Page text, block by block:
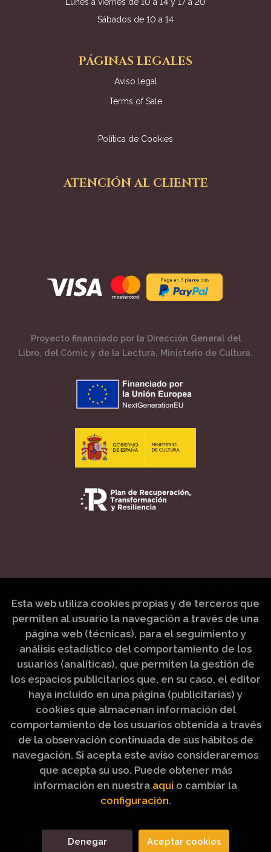
Lunes a viernes de 10 a 14 y 17 a 20
Sábados de 10 a 14
PÁGINAS LEGALES
Aviso legal
Terms of Sale
Política de Cookies
ATENCIÓN AL CLIENTE
Proyecto financiado por la Dirección General del
Libro, del Cómic y de la Lectura, Ministerio de Cultura.
de Cultura, a través de la Dirección General del Libro,
del Cómic y de la Lectura.
Artículos Religiosos Peinado. Todos los
Esta web utiliza cookies propias y de terceros que
permiten al usuario la navegación a través de una
página web (técnicas), para el seguimiento y
análisis estadístico del comportamiento de los
usuarios (analíticas), que permiten la gestión de
los espacios publicitarios que, en su caso, el editor
haya incluido en una página (publicitarias) y
cookies que almacenan información del
comportamiento de los usuarios obtenida a través
de la observación continuada de sus hábitos de
navegación. Si acepta este aviso consideraremos
que acepta su uso. Puede obtener más
información en nuestra aquí o cambiar la
configuración.
Denegar Aceptar cookies